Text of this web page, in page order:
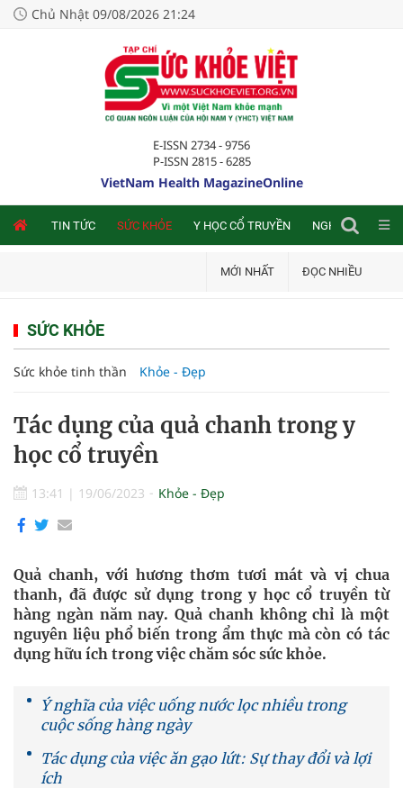
Chủ Nhật 09/08/2026 21:24
E-ISSN 2734 - 9756
P-ISSN 2815 - 6285
VietNam Health MagazineOnline
TIN TỨC SỨC KHỎE Y HỌC CỔ TRUYỀN NGHIÊN CỨU
MỚI NHẤT ĐỌC NHIỀU
SỨC KHỎE
Sức khỏe tinh thần Khỏe - Đẹp
Tác dụng của quả chanh trong y
học cổ truyền
13:41 | 19/06/2023 Khỏe - Đẹp
Quả chanh, với hương thơm tươi mát và vị chua
thanh, đã được sử dụng trong y học cổ truyền từ
hàng ngàn năm nay. Quả chanh không chỉ là một
nguyên liệu phổ biến trong ẩm thực mà còn có tác
dụng hữu ích trong việc chăm sóc sức khỏe.
Ý nghĩa của việc uống nước lọc nhiều trong
cuộc sống hàng ngày
Tác dụng của việc ăn gạo lứt: Sự thay đổi và lợi
ích